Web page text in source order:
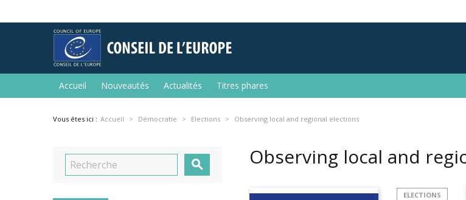
Accueil Nouveautés Actualités Titres phares
Vous êtes ici : Accueil Démocratie Elections Observing local and regional elections
 Observing local and
ELECTIONS